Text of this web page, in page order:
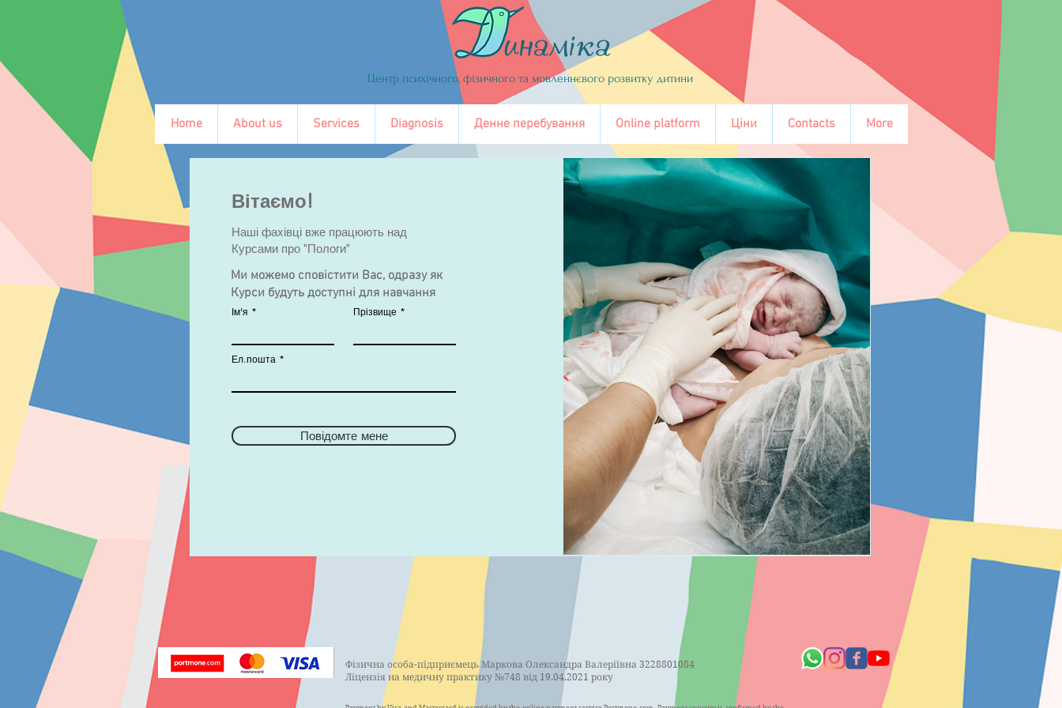
Центр психічного, фізичного та мовленнєвого розвитку дитини
Home About us Services Diagnosis Денне перебування Online platform Ціни Contacts More
Вітаємо!
Наші фахівці вже працюють над
Курсами про "Пологи"
Ми можемо сповістити Вас, одразу як
Курси будуть доступні для навчання
Ім'я Прізвище
Ел.пошта
Повідомте мене
Фізична особа-підприємець Маркова Олександра Валеріївна 3228801084
Ліцензія на медичну практику №748 від 19.04.2021 року